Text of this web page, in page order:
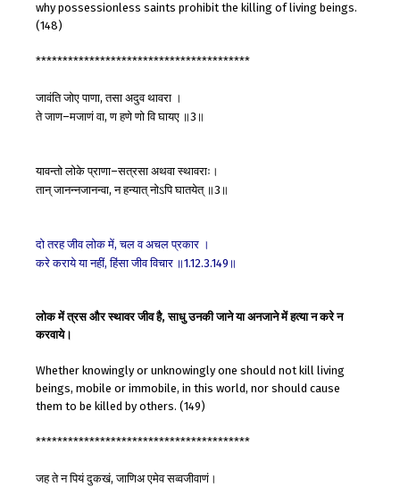
why possessionless saints prohibit the killing of living beings.
(148)
****************************************
जावंतिजोएपाणा,तसाअदुवथावरा ।
तेजाण–मजाणंवा,णहणेणोविघायए ॥3 ॥
यावन्तोलोकेप्राणा–सत्रसाअथवास्थावराः।
तान्जानन्नजानन्वा,नहन्यात्नोऽपिघातयेत् ॥3 ॥
दोतरहजीवलोकमें,चलवअचलप्रकार ।
करेकरायेयानहीं,हिंसाजीवविचार ॥1.12.3.149 ॥
लोक में त्रस और स्थावर जीव है, साधु उनकी जाने या अनजाने में हत्या न करे न
करवाये।
Whether knowingly or unknowingly one should not kill living
beings, mobile or immobile, in this world, nor should cause
them to be killed by others. (149)
****************************************
जहतेनपियंदुकखं,जाणिअएमेवसव्वजीवाणं।